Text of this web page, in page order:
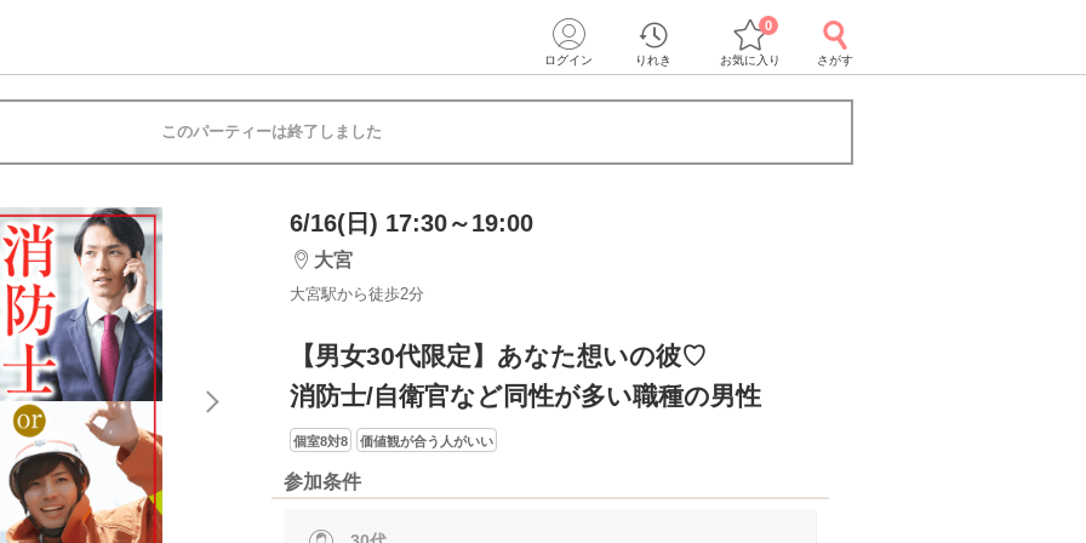
ログイン りれき お気に入り
0
さがす
このパーティーは終了しました
6/16(日) 17:30～19:00
大宮
大宮駅から徒歩2分
【男女30代限定】あなた想いの彼♡
消防士/自衛官など同性が多い職種の男性
個室8対8 価値観が合う人がいい
参加条件